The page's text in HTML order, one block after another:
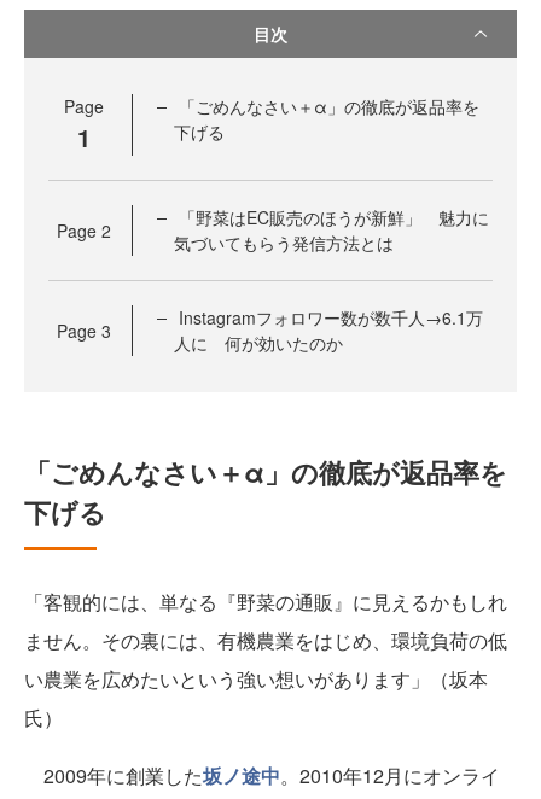
目次
Page
1
「ごめんなさい＋α」の徹底が返品率を
下げる
Page 2
「野菜はEC販売のほうが新鮮」 魅力に
気づいてもらう発信方法とは
Page 3
Instagramフォロワー数が数千人→6.1万
人に 何が効いたのか
「ごめんなさい＋α」の徹底が返品率を
下げる
「客観的には、単なる『野菜の通販』に見えるかもしれ
ません。その裏には、有機農業をはじめ、環境負荷の低
い農業を広めたいという強い想いがあります」（坂本
氏）
2009年に創業した坂ノ途中。2010年12月にオンライ